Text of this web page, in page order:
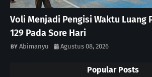
Voli Menjadi Pengisi Waktu Luang
129 Pada Sore Hari
Abimanyu Agustus 08, 2026
Popular Posts